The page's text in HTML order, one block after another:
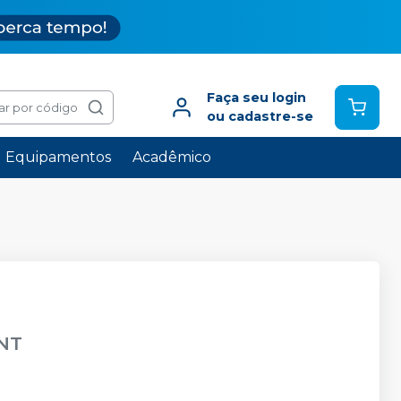
por código
Faça seu login
ou cadastre-se
Equipamentos Acadêmico